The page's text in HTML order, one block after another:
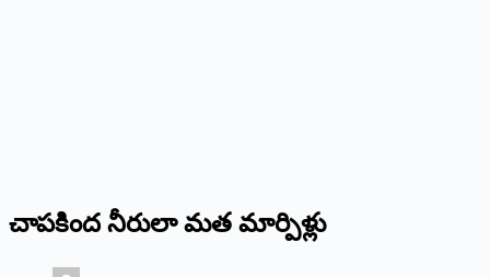
చాపకింద నీరులా మత మార్పిళ్లు